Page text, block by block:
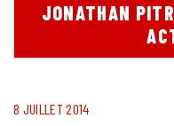
JONATHAN
8 JUILLET 2014